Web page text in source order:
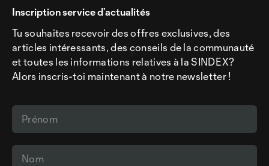
Inscription service d’actualités
Tu souhaites recevoir des offres exclusives, des
articles intéressants, des conseils de la communauté
et toutes les informations relatives à la SINDEX?
Alors inscris-toi maintenant à notre newsletter !